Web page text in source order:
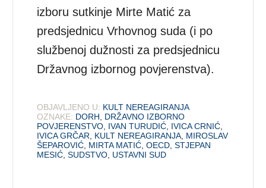
izboru sutkinje Mirte Matić za
predsjednicu Vrhovnog suda (i po
službenoj dužnosti za predsjednicu
Državnog izbornog povjerenstva).
OBJAVLJENO U: KULT NEREAGIRANJA
OZNAKE: DORH
DRŽAVNO IZBORNO
POVJERENSTVO IVAN TURUDIĆ IVICA CRNIĆ
IVICA GRČAR
KULT NEREAGIRANJA MIROSLAV
ŠEPAROVIĆ MIRTA MATIĆ ,OECD ,STJEPAN
MESIĆ ,SUDSTVO USTAVNI SUD